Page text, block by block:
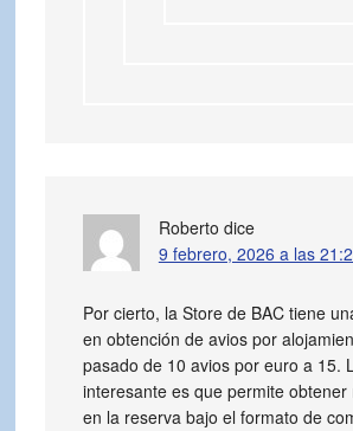
Roberto dice
9 febrero, 2026 a las
Por cierto, la Store de BAC tiene
en obtención de avios por
pasado de 10 avios por euro a 15.
interesante es que permite obtener
en la reserva bajo el formato de